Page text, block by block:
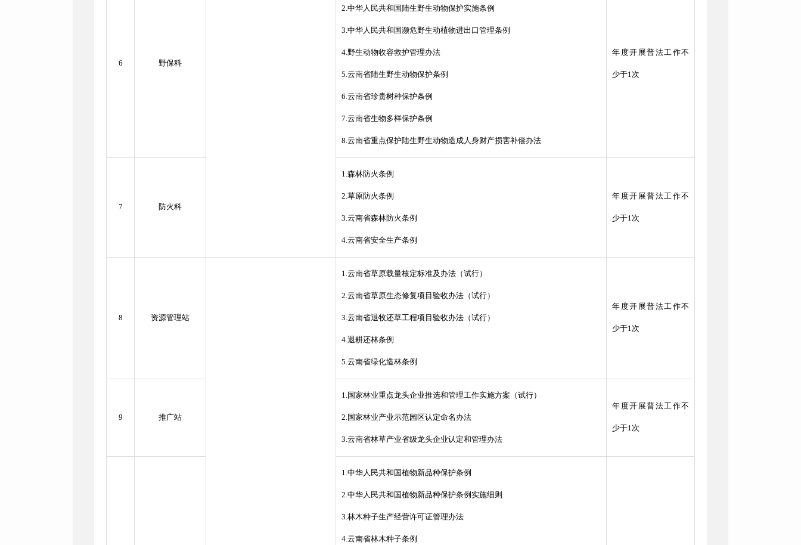
6 野保科
2.中华人民共和国陆生野生动物保护实施条例
3.中华人民共和国濒危野生动植物进出口管理条例
4.野生动物收容救护管理办法
5.云南省陆生野生动物保护条例
6.云南省珍贵树种保护条例
7.云南省生物多样保护条例
8.云南省重点保护陆生野生动物造成人身财产损害补偿办法
年度开展普法工作不
少于1次
7 防火科
1.森林防火条例
2.草原防火条例
3.云南省森林防火条例
4.云南省安全生产条例
年度开展普法工作不
少于1次
8 资源管理站
1.云南省草原载量核定标准及办法（试行）
2.云南省草原生态修复项目验收办法（试行）
3.云南省退牧还草工程项目验收办法（试行）
4.退耕还林条例
5.云南省绿化造林条例
年度开展普法工作不
少于1次
9 推广站
1.国家林业重点龙头企业推选和管理工作实施方案（试行）
2.国家林业产业示范园区认定命名办法
3.云南省林草产业省级龙头企业认定和管理办法
年度开展普法工作不
少于1次
1.中华人民共和国植物新品种保护条例
2.中华人民共和国植物新品种保护条例实施细则
3.林木种子生产经营许可证管理办法
4.云南省林木种子条例